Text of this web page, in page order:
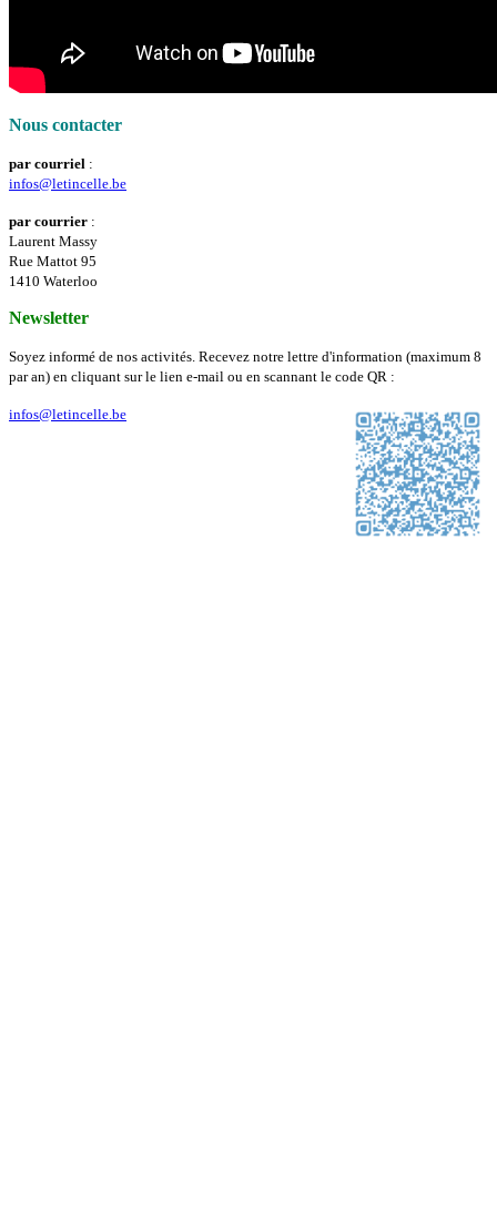
Nous contacter
par courriel :
infos@letincelle.be
par courrier :
Laurent Massy
Rue Mattot 95
1410 Waterloo
Newsletter
Soyez informé de nos activités. Recevez notre lettre d'information (maximum 8
par an) en cliquant sur le lien e-mail ou en scannant le code QR :
infos@letincelle.be